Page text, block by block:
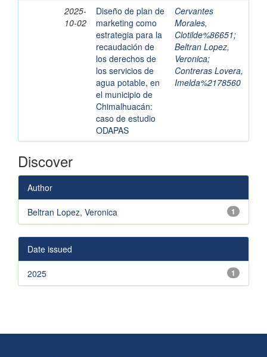
2025-
10-02
Diseño de plan de
marketing como
estrategia para la
recaudación de
los derechos de
los servicios de
agua potable, en
el municipio de
Chimalhuacán:
caso de estudio
ODAPAS
Cervantes
Morales,
Clotilde%86651;
Beltran Lopez,
Veronica;
Contreras Lovera,
Imelda%2178560
Discover
Author
1
Beltran Lopez, Veronica
Date issued
1
2025